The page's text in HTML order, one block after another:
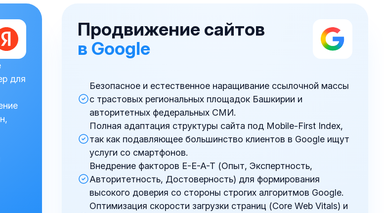
для
Продвижение сайтов
в Google
Безопасное и естественное наращивание ссылочной массы
с трастовых региональных площадок Башкирии и
авторитетных федеральных СМИ.
Полная адаптация структуры сайта под Mobile-First Index,
так как подавляющее большинство клиентов в Google ищут
услуги со смартфонов.
Внедрение факторов E-E-A-T (Опыт, Экспертность,
Авторитетность, Достоверность) для формирования
высокого доверия со стороны строгих алгоритмов Google.
Оптимизация скорости загрузки страниц (Core Web Vitals) и